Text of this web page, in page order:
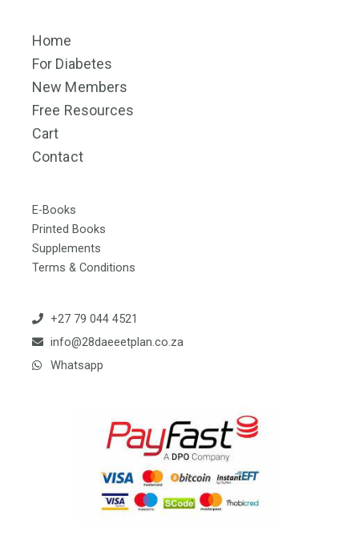
Home
For Diabetes
New Members
Free Resources
Cart
Contact
E-Books
Printed Books
Supplements
Terms & Conditions
+27 79 044 4521
info@28daeeetplan.co.za
Whatsapp